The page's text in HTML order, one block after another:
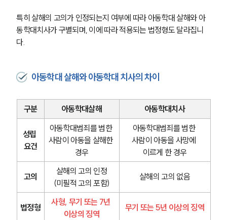
특히 살해의 고의가 인정되는지 여부에 따라 아동학대 살해와 아
동학대치사가 구별되며, 이에 따라 적용되는 법정형도 달라집니
다.
아동학대 살해와 아동학대 치사의 차이
구분 아동학대살해 아동학대치사
성립
요건
아동학대범죄를 범한
사람이 아동을 살해한
경우
아동학대범죄를 범한
사람이 아동을 사망에
이르게 한 경우
고의
살해의 고의 인정
(미필적 고의 포함)
살해의 고의 없음
법정형
사형, 무기 또는 7년
이상의 징역
무기 또는 5년 이상의 징역